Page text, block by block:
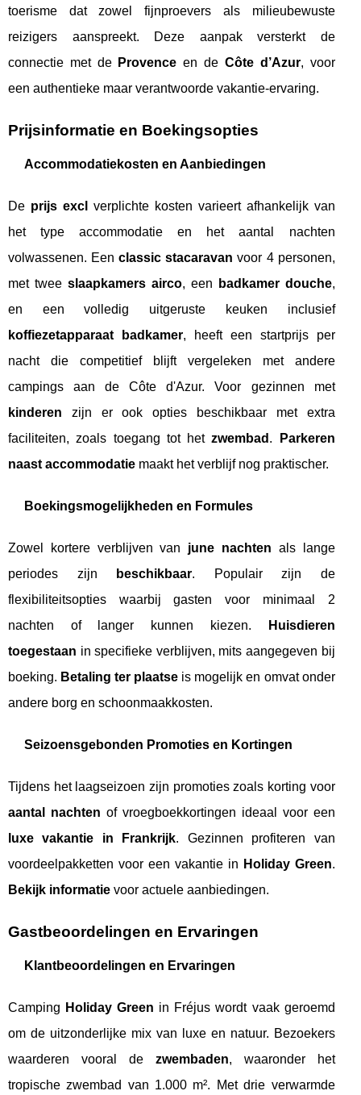
toerisme dat zowel fijnproevers als milieubewuste
reizigers aanspreekt. Deze aanpak versterkt de
connectie met de Provence en de Côte d’Azur, voor
een authentieke maar verantwoorde vakantie-ervaring.
Prijsinformatie en Boekingsopties
Accommodatiekosten en Aanbiedingen
De prijs excl
verplichte kosten varieert afhankelijk van
het type accommodatie en het aantal nachten
volwassenen. Eenclassic stacaravan voor 4 personen,
met twee slaapkamers airco, een badkamer douche,
en een volledig uitgeruste keuken inclusief
koffiezetapparaat badkamer, heeft een startprijs per
nacht die competitief blijft vergeleken met andere
campings aan de Côte d'Azur. Voor gezinnen met
kinderen zijn er ook opties beschikbaar met extra
faciliteiten, zoals toegang tot hetzwembad .
Parkeren
naast accommodatie maakt het verblijf nog praktischer.
Boekingsmogelijkheden en Formules
Zowel kortere verblijven van june nachten als lange
periodes zijn
beschikbaar. Populair zijn de
flexibiliteitsopties waarbij gasten voor minimaal 2
nachten of langer kunnen kiezen.
Huisdieren
toegestaan in specifieke verblijven, mits aangegeven bij
boeking. Betaling ter plaatse is mogelijk en omvat onder
andere borg en schoonmaakkosten.
Seizoensgebonden Promoties en Kortingen
Tijdens het laagseizoen zijn promoties zoals korting voor
aantal nachten of vroegboekkortingen ideaal voor een
luxe vakantie in Frankrijk. Gezinnen profiteren van
voordeelpakketten voor een vakantie in Holiday Green.
Bekijk informatie voor actuele aanbiedingen.
Gastbeoordelingen en Ervaringen
Klantbeoordelingen en Ervaringen
Camping Holiday Green in Fréjus wordt vaak geroemd
om de uitzonderlijke mix van luxe en natuur. Bezoekers
waarderen vooral de zwembaden, waaronder het
tropische zwembad van 1.000 m². Met drie verwarmde